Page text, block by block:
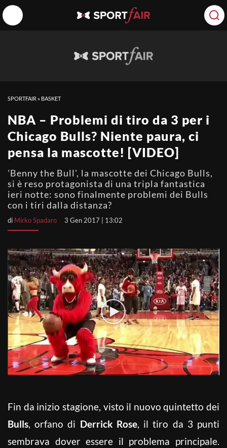
SPORTFAIR » BASKET
NBA – Problemi di tiro da 3 per i
Chicago Bulls? Niente paura, ci
pensa la mascotte! [VIDEO]
'Benny the Bull', la mascotte dei Chicago Bulls,
si è reso protagonista di una tripla fantastica
ieri notte: sono finalmente problemi dei Bulls
con i tiri dalla distanza?
di Mirko Spadaro 3 Gen 2017 | 13:02
Fin da inizio stagione, visto il nuovo quintetto dei
Bulls, orfano di Derrick Rose, il tiro da 3 punti
sembrava dover essere il problema principale.